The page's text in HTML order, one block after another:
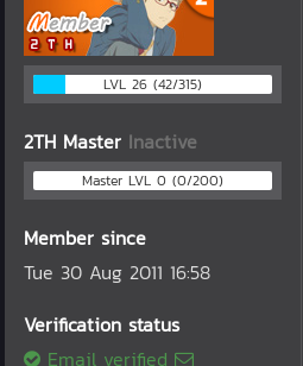
LVL 26 (42/315)
2TH Master Inactive
Master LVL 0 (0/200)
Member since
Tue 30 Aug 2011 16:58
Verification status
Email verified